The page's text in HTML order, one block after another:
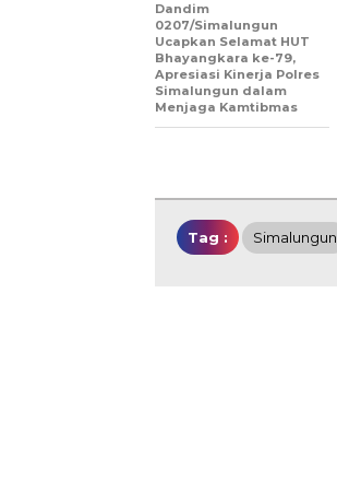
Dandim
0207/Simalungun
Ucapkan Selamat HUT
Bhayangkara ke-79,
Apresiasi Kinerja Polres
Simalungun dalam
Menjaga Kamtibmas
Tag : Simalungun